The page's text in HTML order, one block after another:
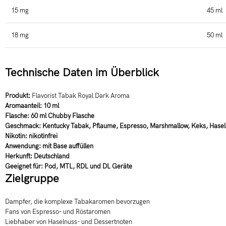
15 mg 45 ml
18 mg 50 ml
Technische Daten im Überblick
Produkt: Flavorist Tabak Royal Dark Aroma
Aromaanteil: 10 ml
Flasche: 60 ml Chubby Flasche
Geschmack: Kentucky Tabak, Pflaume, Espresso, Marshmallow, Keks,
Nikotin: nikotinfrei
Anwendung: mit Base auffüllen
Herkunft: Deutschland
Geeignet für: Pod, MTL, RDL und DL Geräte
Zielgruppe
Dampfer, die komplexe Tabakaromen bevorzugen
Fans von Espresso- und Röstaromen
Liebhaber von Haselnuss- und Dessertnoten